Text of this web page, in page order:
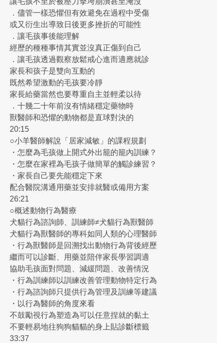
．儘管一樣恐懼但有效避免在過程中受傷
或又衍生出導致日後更多挫折的可能性
．讓毛孩事後能理解
經歷的種種事情其實並沒真正傷到自己
．讓毛孩透過觀察放鬆戒心進而適應就診
家長和孩子是雙向互動的
既然希望激動的毛孩要冷靜
家長給藥當然也要尊重自主並輕柔以待
．十幾二十年前沒有情緒穩定藥物時
獸醫師和恐懼的動物都是直球對決的
20:15
○小羊醫師解說「居家減敏」的課程規劃
・怎麼為毛孩做上開式外出籠的籠內訓練？
・怎麼在家裡為毛孩子做簡單的觸診練習？
・家長自己要先能穩定下來
配合醫院溝通用藥並安排就醫或備用方案
26:21
○概述動物行為醫療
犬貓行為諮詢師、訓練師≠犬貓行為獸醫師
犬貓行為獸醫師的專科如同人類的心理醫師
・行為獸醫師是回溯找出動物行為背後經歷
繼而可以診斷、用藥並陪伴家長學習調適
協助毛孩面對問題、減緩問題、改善情況
・行為訓練師以訓練改善管理動物特定行為
・行為諮詢師只提供行為管理及訓練等建議
・以行為醫師的角度來看
不鼓勵視行為塑造為可以任意捏就的黏土
不要輕易地往狗狗貓貓的身上貼診斷標籤
33:37